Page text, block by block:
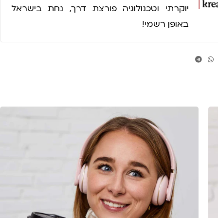
יוקרתי וטכנולוגיה פורצת דרך, נחת בישראל
באופן רשמי!